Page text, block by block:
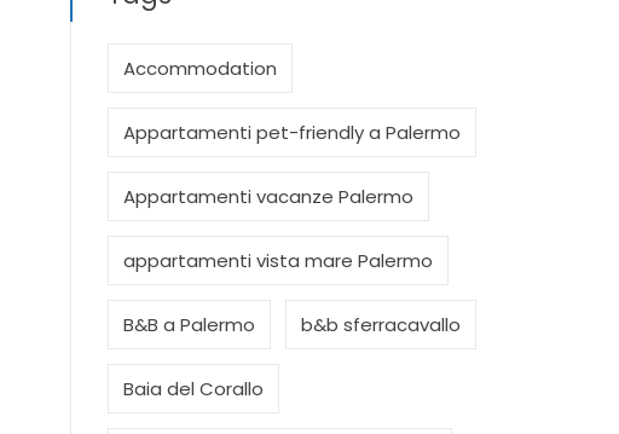
Accommodation
Appartamenti pet-friendly a Palermo
Appartamenti vacanze Palermo
appartamenti vista mare Palermo
B&B a Palermo b&b sferracavallo
Baia del Corallo